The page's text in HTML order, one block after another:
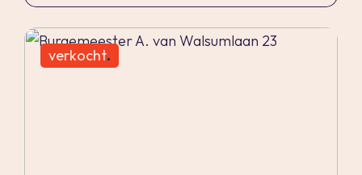
verkocht.